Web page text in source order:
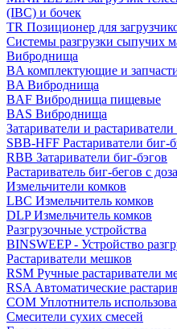
(IBC) и бочек
TR Позиционер для
Системы разгрузки сыпучих
Виброднища
BA комплектующие и
BA Виброднища
BAF Виброднища пищевые
BAS Виброднища
Затариватели и
SBB-HFF Растариватели биг-
RBB Затариватели биг-бэгов
Растариватель биг-бегов с
Измельчители комков
LBC Измельчитель комков
DLP Измельчитель комков
Разгрузочные устройства
BINSWEEP - Устройство
Растариватели мешков
RSM Ручные растариватели
RSA Автоматические
COM Уплотнитель
Смесители сухих смесей